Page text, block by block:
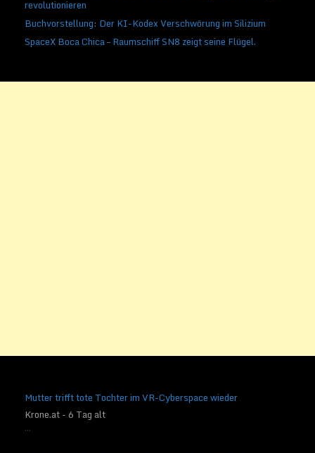
revolutionieren
Buchvorstellung: Der KI-Kodex Verschwörung im Silizium
SpaceX Boca Chica – Raumschiff SN8 zeigt seine Flügel.
Mutter trifft tote Tochter im VR-Cyberspace wieder
Krone.at - 6 Tag alt
...